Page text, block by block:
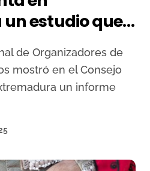
estudio que
años de
mostró en el Consejo
un informe